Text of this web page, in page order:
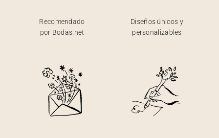
Recomendado
por Bodas.net
Diseños únicos y
personalizables